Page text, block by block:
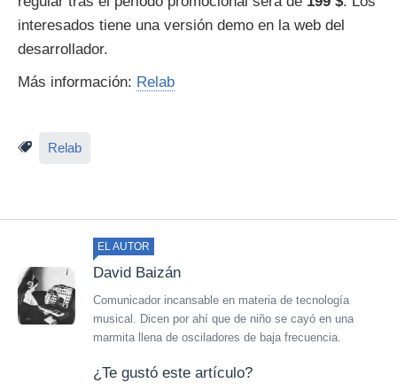
interesados tiene una versión demo en la web del
desarrollador.
Más información: Relab
Relab
EL AUTOR
David Baizán
Comunicador incansable en materia de tecnología
musical. Dicen por ahí que de niño se cayó en una
marmita llena de osciladores de baja frecuencia.
¿Te gustó este artículo?